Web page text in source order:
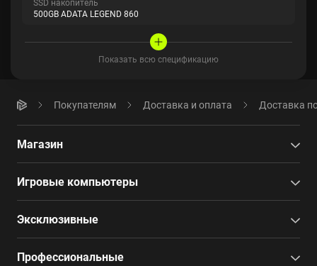
500GB ADATA LEGEND 860
Показать всю спецификацию
Покупателям Доставка и оплата Доставка
Магазин
Игровые компьютеры
Эксклюзивные
Профессиональные